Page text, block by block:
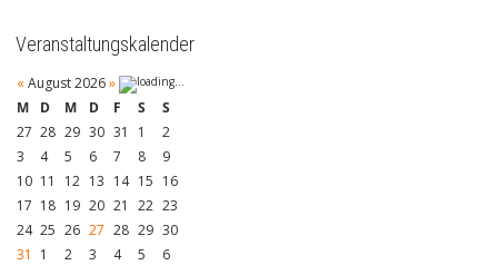
Veranstaltungskalender
« August 2026»
M
D M D F S
S
27 28 29 30 31 1
2
3
4 5 6 7 8
9
10 11 12 13 14 15 16
17 18 19 20 21 22 23
24 25 26 27 28 29 30
31
1 2 3 4 5 6